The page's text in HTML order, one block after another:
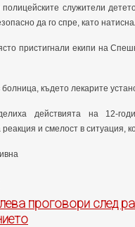
полицейските служители
да го спре, като
пристигнали екипи на
където лекарите
действията на 12-
и смелост в ситуация,
проговори след